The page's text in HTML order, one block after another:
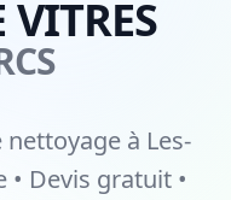
VITRES
à Les-
Devis gratuit •